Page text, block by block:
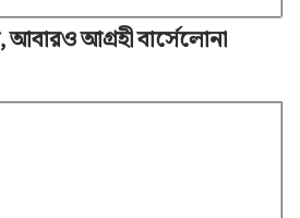
আগ্রহী বার্সেলোনা